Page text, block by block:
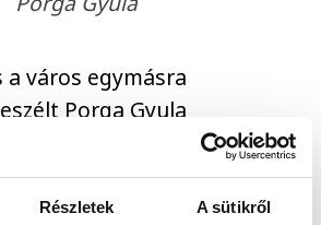
Részletek A sütikről
a város egymásra
Porga Gyula
politikus elmondta: a
hogy Veszprém 2030-ra
Európa húsz